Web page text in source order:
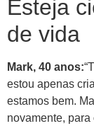
Esteja
de vida
Mark, 40 anos:
estou apenas
estamos bem.
novamente,